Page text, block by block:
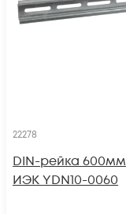
22278
DIN-рейка 600мм
ИЭК YDN10-0060